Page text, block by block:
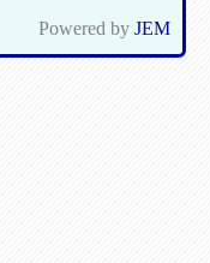
Powered by JEM